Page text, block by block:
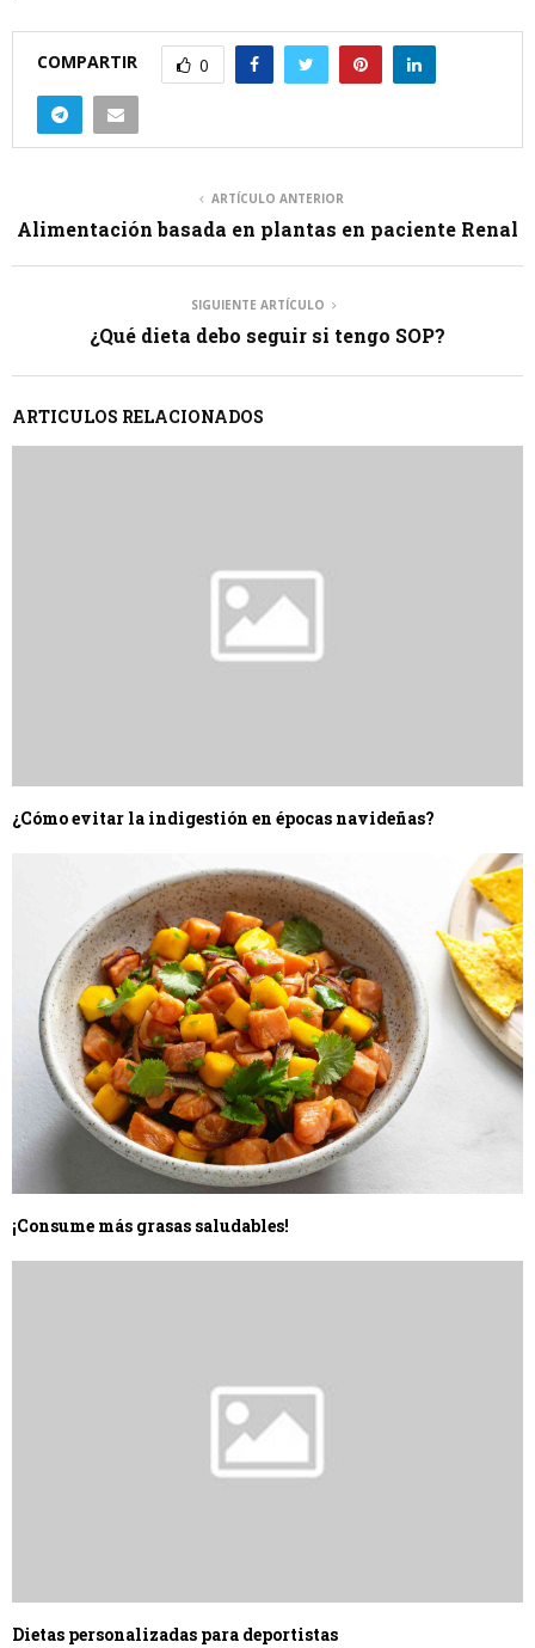
COMPARTIR 0
ARTÍCULO ANTERIOR
Alimentación basada en plantas en paciente Renal
SIGUIENTE ARTÍCULO
¿Qué dieta debo seguir si tengo SOP?
ARTICULOS RELACIONADOS
¿Cómo evitar la indigestión en épocas navideñas?
¡Consume más grasas saludables!
Dietas personalizadas para deportistas